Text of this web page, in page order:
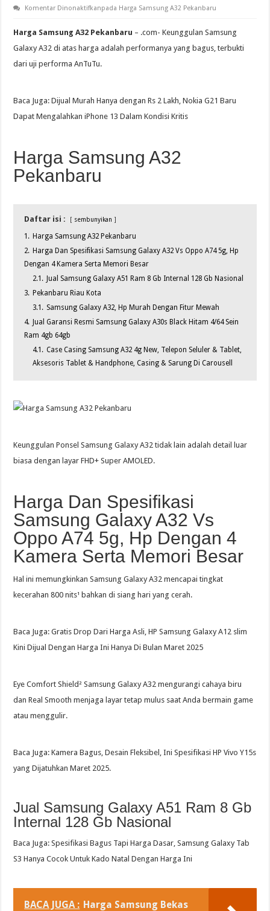
Komentar Dinonaktifkanpada Harga Samsung A32 Pekanbaru
Harga Samsung A32 Pekanbaru – .com- Keunggulan Samsung
Galaxy A32 di atas harga adalah performanya yang bagus, terbukti
dari uji performa AnTuTu.
Baca Juga: Dijual Murah Hanya dengan Rs 2 Lakh, Nokia G21 Baru
Dapat Mengalahkan iPhone 13 Dalam Kondisi Kritis
Harga Samsung A32
Pekanbaru
Daftar isi : sembunyikan
1. Harga Samsung A32 Pekanbaru
2. Harga Dan Spesifikasi Samsung Galaxy A32 Vs Oppo A74 5g, Hp
Dengan 4 Kamera Serta Memori Besar
2.1. Jual Samsung Galaxy A51 Ram 8 Gb Internal 128 Gb Nasional
3. Pekanbaru Riau Kota
3.1. Samsung Galaxy A32, Hp Murah Dengan Fitur Mewah
4. Jual Garansi Resmi Samsung Galaxy A30s Black Hitam 4/64 Sein
Ram 4gb 64gb
4.1. Case Casing Samsung A32 4g New, Telepon Seluler & Tablet,
Aksesoris Tablet & Handphone, Casing & Sarung Di Carousell
Keunggulan Ponsel Samsung Galaxy A32 tidak lain adalah detail luar
biasa dengan layar FHD+ Super AMOLED.
Harga Dan Spesifikasi
Samsung Galaxy A32 Vs
Oppo A74 5g, Hp Dengan 4
Kamera Serta Memori Besar
Hal ini memungkinkan Samsung Galaxy A32 mencapai tingkat
kecerahan 800 nits¹ bahkan di siang hari yang cerah.
Baca Juga: Gratis Drop Dari Harga Asli, HP Samsung Galaxy A12 slim
Kini Dijual Dengan Harga Ini Hanya Di Bulan Maret 2025
Eye Comfort Shield² Samsung Galaxy A32 mengurangi cahaya biru
dan Real Smooth menjaga layar tetap mulus saat Anda bermain game
atau menggulir.
Baca Juga: Kamera Bagus, Desain Fleksibel, Ini Spesifikasi HP Vivo Y15s
yang Dijatuhkan Maret 2025.
Jual Samsung Galaxy A51 Ram 8 Gb
Internal 128 Gb Nasional
Baca Juga: Spesifikasi Bagus Tapi Harga Dasar, Samsung Galaxy Tab
S3 Hanya Cocok Untuk Kado Natal Dengan Harga Ini
BACA JUGA : Harga Samsung Bekas